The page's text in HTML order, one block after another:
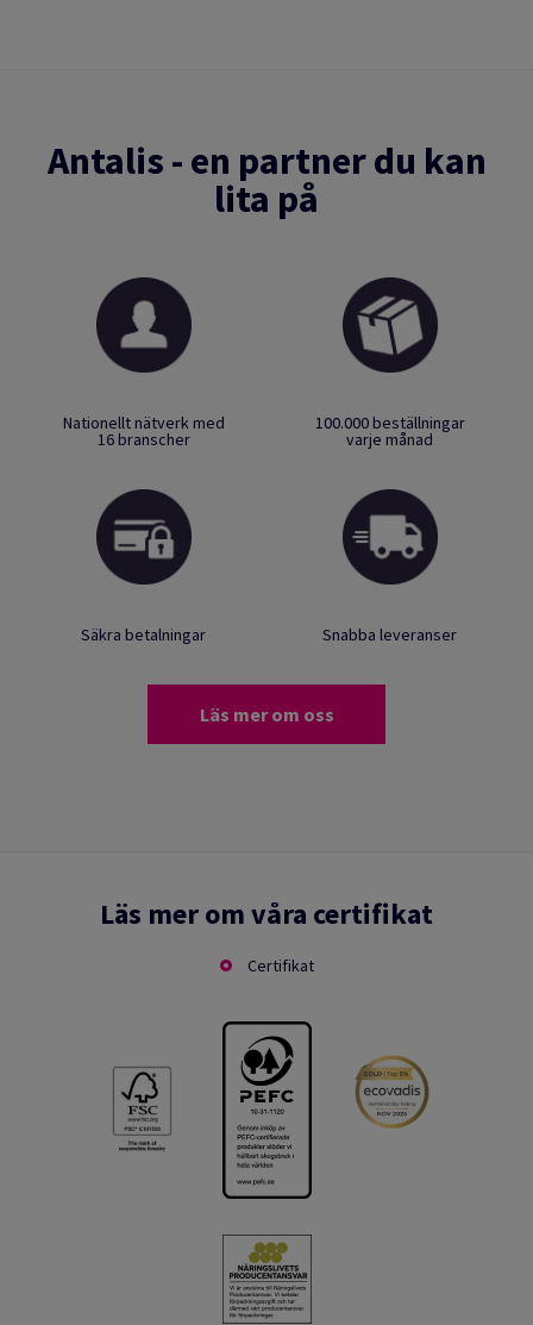
Antalis - en partner du kan
lita på
Nationellt nätverk med
16 branscher
100.000 beställningar
varje månad
Säkra betalningar Snabba leveranser
Läs mer om oss
Läs mer om våra certifikat
Certifikat